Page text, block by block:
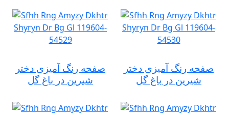
صفحه رنگ آمیزی دختر
شیرین در باغ گل
صفحه رنگ آمیزی دختر
شیرین در باغ گل